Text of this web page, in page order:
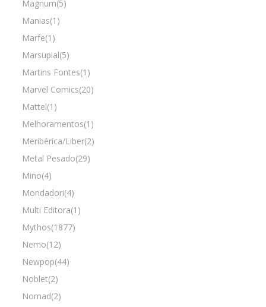
Magnum(5)
Manias(1)
Marfe(1)
Marsupial(5)
Martins Fontes(1)
Marvel Comics(20)
Mattel(1)
Melhoramentos(1)
Meribérica/Liber(2)
Metal Pesado(29)
Mino(4)
Mondadori(4)
Multi Editora(1)
Mythos(1877)
Nemo(12)
Newpop(44)
Noblet(2)
Nomad(2)